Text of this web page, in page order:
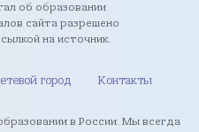
об образовании
сайта разрешено
на источник.
город Контакты
в России. Мы всегда